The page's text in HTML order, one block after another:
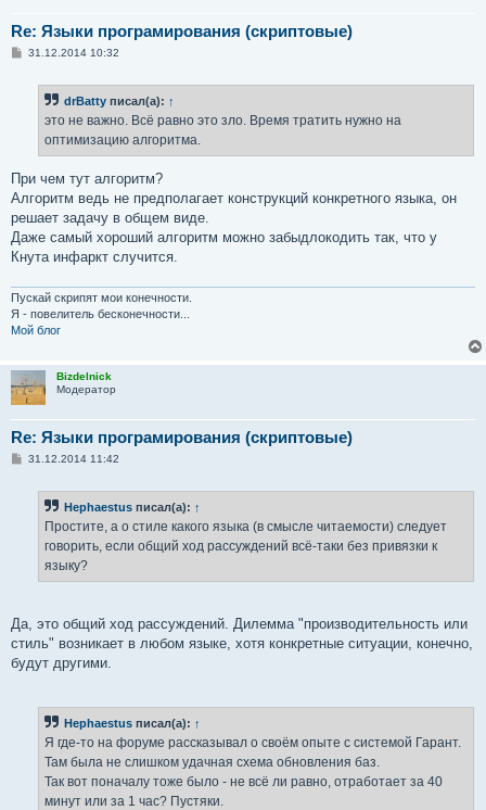
Re: Языки програмирования (скриптовые)
С31.12.2014 10:32
drBatty писал(а): ↑
это не важно. Всё равно это зло. Время тратить нужно на
оптимизацию алгоритма.
При чем тут алгоритм?
Алгоритм ведь не предполагает конструкций конкретного языка, он
решает задачу в общем виде.
Даже самый хороший алгоритм можно забыдлокодить так, что у
Кнута инфаркт случится.
Пускай скрипят мои конечности.
Я - повелитель бесконечности...
Мой блог
Bizdelnick
Модератор
Re: Языки програмирования (скриптовые)
С31.12.2014 11:42
Hephaestus писал(а): ↑
Простите, а о стиле какого языка (в смысле читаемости) следует
говорить, если общий ход рассуждений всё-таки без привязки к
языку?
Да, это общий ход рассуждений. Дилемма "производительность или
стиль" возникает в любом языке, хотя конкретные ситуации, конечно,
будут другими.
Hephaestus писал(а): ↑
Я где-то на форуме рассказывал о своём опыте с системой Гарант.
Там была не слишком удачная схема обновления баз.
Так вот поначалу тоже было - не всё ли равно, отработает за 40
минут или за 1 час? Пустяки.